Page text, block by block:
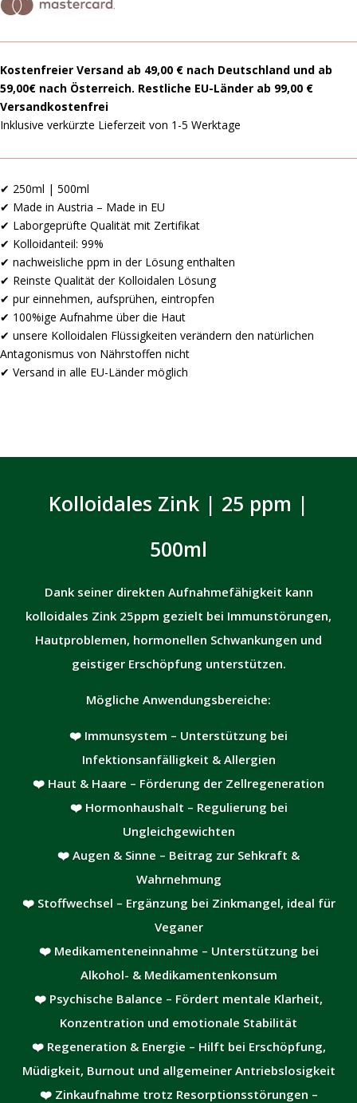
Kostenfreier Versand ab 49,00 € nach Deutschland und ab
59,00€ nach Österreich. Restliche EU-Länder ab 99,00 €
Versandkostenfrei
Inklusive verkürzte Lieferzeit von 1-5 Werktage
✔ 250ml | 500ml
✔ Made in Austria – Made in EU
✔ Laborgeprüfte Qualität mit Zertifikat
✔ Kolloidanteil: 99%
✔ nachweisliche ppm in der Lösung enthalten
✔ Reinste Qualität der Kolloidalen Lösung
✔ pur einnehmen, aufsprühen, eintropfen
✔ 100%ige Aufnahme über die Haut
✔ unsere Kolloidalen Flüssigkeiten verändern den natürlichen
Antagonismus von Nährstoffen nicht
✔ Versand in alle EU-Länder möglich
Kolloidales Zink | 25 ppm |
500ml
Dank seiner direkten Aufnahmefähigkeit kann
kolloidales Zink 25ppm gezielt bei Immunstörungen,
Hautproblemen, hormonellen Schwankungen und
geistiger Erschöpfung unterstützen.
Mögliche Anwendungsbereiche:
❤️ Immunsystem – Unterstützung bei
Infektionsanfälligkeit & Allergien
❤️ Haut & Haare – Förderung der Zellregeneration
❤️ Hormonhaushalt – Regulierung bei
Ungleichgewichten
❤️ Augen & Sinne – Beitrag zur Sehkraft &
Wahrnehmung
❤️ Stoffwechsel – Ergänzung bei Zinkmangel, ideal für
Veganer
❤️ Medikamenteneinnahme – Unterstützung bei
Alkohol- & Medikamentenkonsum
❤️ Psychische Balance – Fördert mentale Klarheit,
Konzentration und emotionale Stabilität
❤️ Regeneration & Energie – Hilft bei Erschöpfung,
Müdigkeit, Burnout und allgemeiner Antriebslosigkeit
❤️ Zinkaufnahme trotz Resorptionsstörungen –